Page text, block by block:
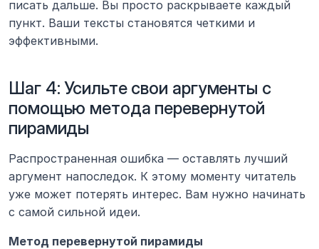
писать дальше. Вы просто раскрываете каждый
пункт. Ваши тексты становятся четкими и
эффективными.
Шаг 4: Усильте свои аргументы с
помощью метода перевернутой
пирамиды
Распространенная ошибка — оставлять лучший
аргумент напоследок. К этому моменту читатель
уже может потерять интерес. Вам нужно начинать
с самой сильной идеи.
Метод перевернутой пирамиды